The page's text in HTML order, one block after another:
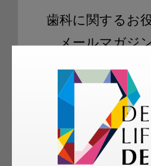
歯科に関するお
メールマガジ
ご登録いただいた職
科衛生士、歯科技工
容のメールマガジン